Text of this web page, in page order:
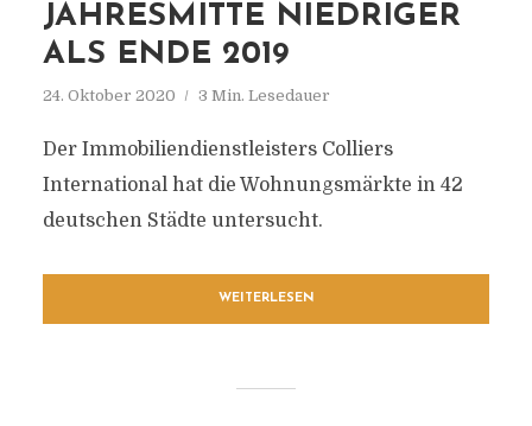
JAHRESMITTE NIEDRIGER
ALS ENDE 2019
24. Oktober 2020 3 Min. Lesedauer
Der Immobiliendienstleisters Colliers
International hat die Wohnungsmärkte in 42
deutschen Städte untersucht.
WEITERLESEN